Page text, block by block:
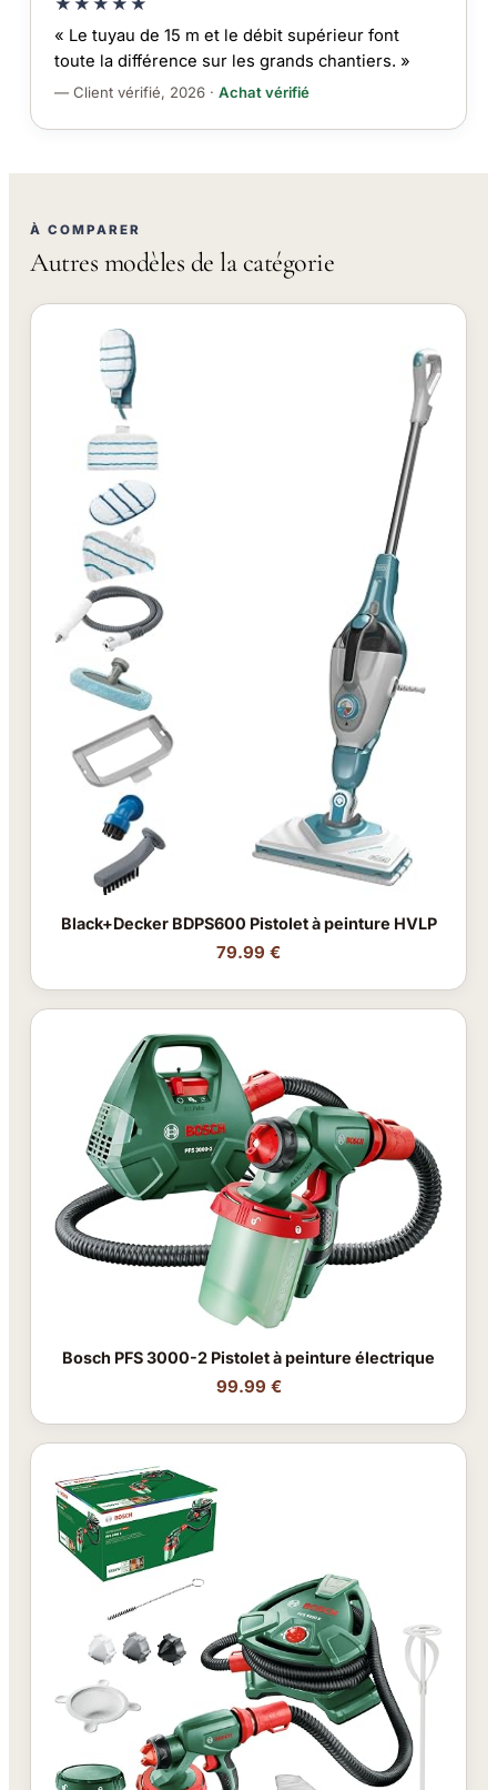
« Le tuyau de 15 m et le débit supérieur font
toute la différence sur les grands chantiers. »
— Client vérifié, 2026 · Achat vérifié
À COMPARER
Autres modèles de la catégorie
Black+Decker BDPS600 Pistolet à peinture HVLP
79.99 €
Bosch PFS 3000-2 Pistolet à peinture électrique
99.99 €